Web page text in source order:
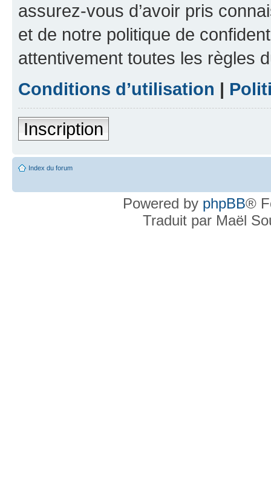
assurez-vous d’avoir pris
et de notre politique de
attentivement toutes les règles
Conditions d’utilisation |
Inscription
Index du forum
Powered by phpBB®
Traduit par Maël